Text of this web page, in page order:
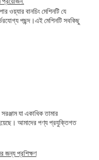
বানচিং মেশিনটি যে
পছন্দ।এই মেশিনটি সবকিছু
যা একাধিক তামার
আমাদের পণ্য প্রযুক্তিগত
জন্য প্রশিক্ষণ